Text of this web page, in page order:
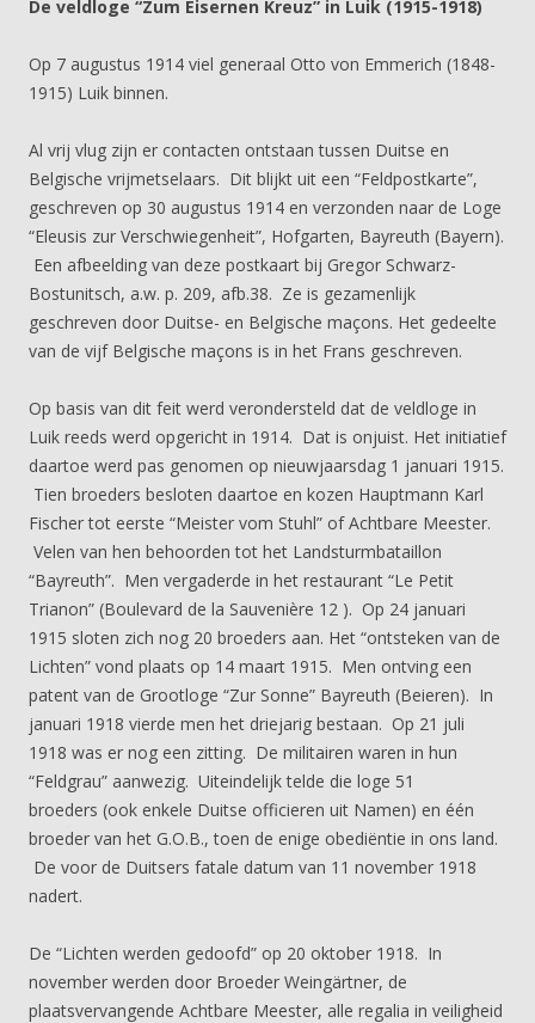
De veldloge “Zum Eisernen Kreuz” in Luik (1915-1918)
Op 7 augustus 1914 viel generaal Otto von Emmerich (1848-
1915) Luik binnen.
Al vrij vlug zijn er contacten ontstaan tussen Duitse en
Belgische vrijmetselaars. Dit blijkt uit een “Feldpostkarte”,
geschreven op 30 augustus 1914 en verzonden naar de Loge
“Eleusis zur Verschwiegenheit”, Hofgarten, Bayreuth (Bayern).
Een afbeelding van deze postkaart bij Gregor Schwarz-
Bostunitsch, a.w. p. 209, afb.38. Ze is gezamenlijk
geschreven door Duitse- en Belgische maçons. Het gedeelte
van de vijf Belgische maçons is in het Frans geschreven.
Op basis van dit feit werd verondersteld dat de veldloge in
Luik reeds werd opgericht in 1914. Dat is onjuist. Het initiatief
daartoe werd pas genomen op nieuwjaarsdag 1 januari 1915.
Tien broeders besloten daartoe en kozen Hauptmann Karl
Fischer tot eerste “Meister vom Stuhl” of Achtbare Meester.
Velen van hen behoorden tot het Landsturmbataillon
“Bayreuth”. Men vergaderde in het restaurant “Le Petit
Trianon” (Boulevard de la Sauvenière 12 ). Op 24 januari
1915 sloten zich nog 20 broeders aan. Het “ontsteken van de
Lichten” vond plaats op 14 maart 1915. Men ontving een
patent van de Grootloge “Zur Sonne” Bayreuth (Beieren). In
januari 1918 vierde men het driejarig bestaan. Op 21 juli
1918 was er nog een zitting. De militairen waren in hun
“Feldgrau” aanwezig. Uiteindelijk telde die loge 51
broeders (ook enkele Duitse officieren uit Namen) en één
broeder van het G.O.B., toen de enige obediëntie in ons land.
De voor de Duitsers fatale datum van 11 november 1918
nadert.
De “Lichten werden gedoofd” op 20 oktober 1918. In
november werden door Broeder Weingärtner, de
plaatsvervangende Achtbare Meester, alle regalia in veiligheid